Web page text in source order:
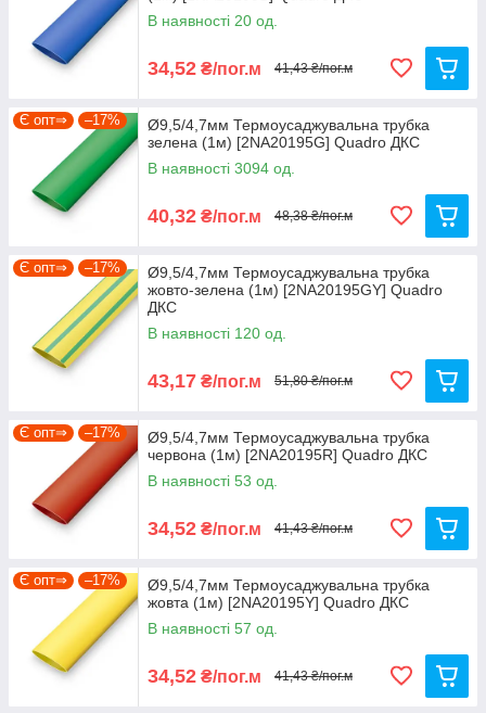
В наявності 20 од.
34,52 ₴/пог.м 41,43 ₴/пог.м
Є опт⇒ –17%
Ø9,5/4,7мм Термоусаджувальна трубка
зелена (1м) [2NA20195G] Quadro ДКС
В наявності 3094 од.
40,32 ₴/пог.м 48,38 ₴/пог.м
Є опт⇒ –17%
Ø9,5/4,7мм Термоусаджувальна трубка
жовто-зелена (1м) [2NA20195GY] Quadro
ДКС
В наявності 120 од.
43,17 ₴/пог.м 51,80 ₴/пог.м
Є опт⇒ –17%
Ø9,5/4,7мм Термоусаджувальна трубка
червона (1м) [2NA20195R] Quadro ДКС
В наявності 53 од.
34,52 ₴/пог.м 41,43 ₴/пог.м
Є опт⇒ –17%
Ø9,5/4,7мм Термоусаджувальна трубка
жовта (1м) [2NA20195Y] Quadro ДКС
В наявності 57 од.
34,52 ₴/пог.м 41,43 ₴/пог.м